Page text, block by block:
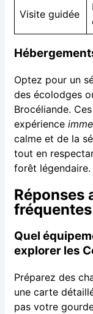
Visite guidée
Optez pour un
des écolodges
Brocéliande.
expérience
calme et de la
tout en
forêt légendaire.
Réponses
fréquentes
Quel
explorer les
Préparez des
une carte
pas votre